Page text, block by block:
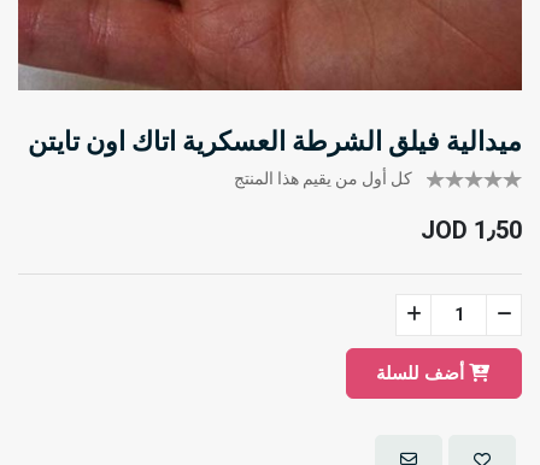
ميدالية فيلق الشرطة العسكرية اتاك اون تايتن
كل أول من يقيم هذا المنتج
JOD 1٫50
أضف للسلة